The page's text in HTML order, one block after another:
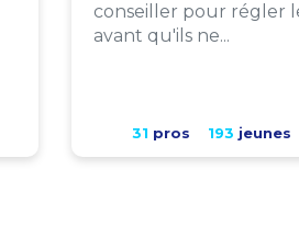
conseiller pour régler
avant qu'ils ne...
31 pros 193 jeunes